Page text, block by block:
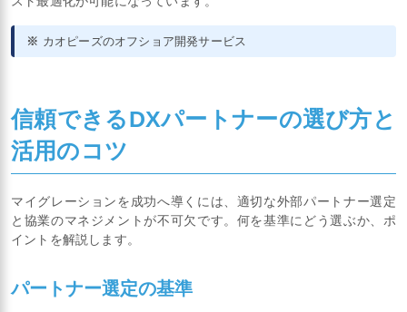
※ カオピーズのオフショア開発サービス
信頼できるDXパートナーの選び方と
活用のコツ
マイグレーションを成功へ導くには、適切な外部パートナー選定
と協業のマネジメントが不可欠です。何を基準にどう選ぶか、ポ
イントを解説します。
パートナー選定の基準